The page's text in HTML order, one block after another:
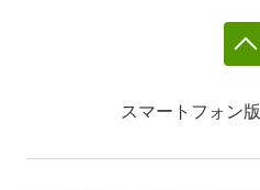
スマートフォン版